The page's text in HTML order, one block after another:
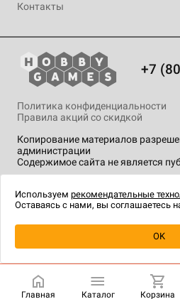
Уведомить о
Контакты
+7
Копирование материалов
администрации
Содержимое сайта не является
Политика конфиденциальности
Правила акций со скидкой
технологии.
Главная Каталог Корзина
Используем рекомендательные
Оставаясь с нами, вы соглашаетесь
OK